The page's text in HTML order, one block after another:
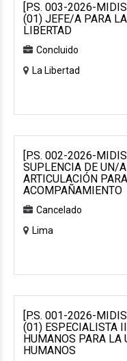
[P.S. 003-2026-
(01) JEFE/A PARA
LIBERTAD
Concluido
La Libertad
[P.S. 002-2026-
SUPLENCIA DE UN/
ARTICULACIÓN
ACOMPAÑAMIENTO
Cancelado
Lima
[P.S. 001-2026-
(01) ESPECIALISTA
HUMANOS PARA LA
HUMANOS